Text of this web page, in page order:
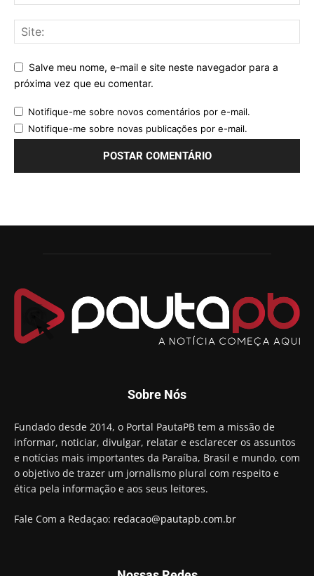
Salve meu nome, e-mail e site neste navegador para a
próxima vez que eu comentar.
Notifique-me sobre novos comentários por e-mail.
Notifique-me sobre novas publicações por e-mail.
Sobre Nós
Fundado desde 2014, o Portal PautaPB tem a missão de
informar, noticiar, divulgar, relatar e esclarecer os assuntos
e notícias mais importantes da Paraíba, Brasil e mundo, com
o objetivo de trazer um jornalismo plural com respeito e
ética pela informação e aos seus leitores.
Fale Com a Redaçao: redacao@pautapb.com.br